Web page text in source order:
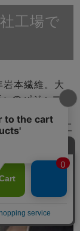
工場で
本繊維。大
のパジャマの
枚以上の多
染、織、加工
マ専門店で